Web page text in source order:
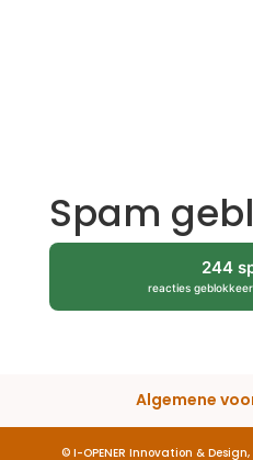
Spam
244
reacties
Algemene
© I-OPENER Innovation &